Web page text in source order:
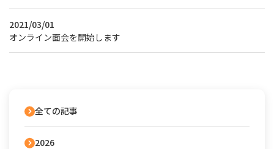
2021/03/01
オンライン面会を開始します
全ての記事
2026